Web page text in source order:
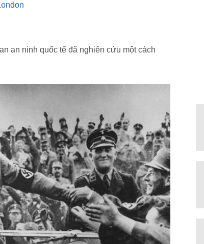
an ninh quốc tế đã nghiên cứu một cách